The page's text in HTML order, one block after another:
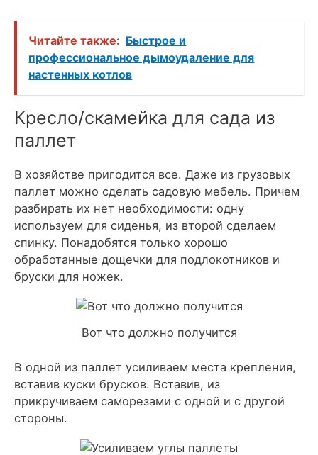
Читайте также: Быстрое и
профессиональное дымоудаление для
настенных котлов
Кресло/скамейка для сада из
паллет
В хозяйстве пригодится все. Даже из грузовых
паллет можно сделать садовую мебель. Причем
разбирать их нет необходимости: одну
используем для сиденья, из второй сделаем
спинку. Понадобятся только хорошо
обработанные дощечки для подлокотников и
бруски для ножек.
Вот что должно получится
В одной из паллет усиливаем места крепления,
вставив куски брусков. Вставив, из
прикручиваем саморезами с одной и с другой
стороны.